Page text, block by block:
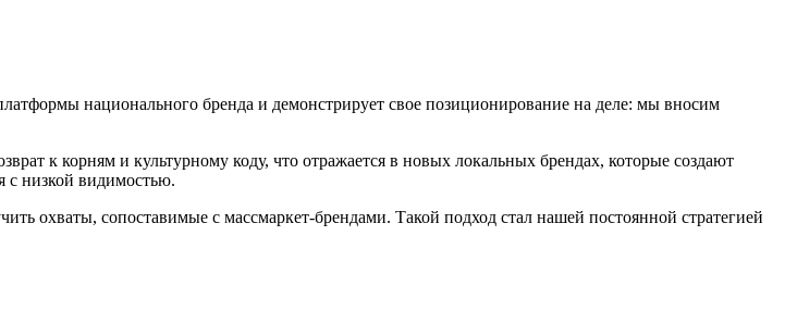
национального бренда и демонстрирует свое позиционирование на деле: мы вносим
к корням и культурному коду, что отражается в новых локальных брендах, которые создают
с низкой видимостью.
охваты, сопоставимые с массмаркет-брендами. Такой подход стал нашей постоянной стратегией